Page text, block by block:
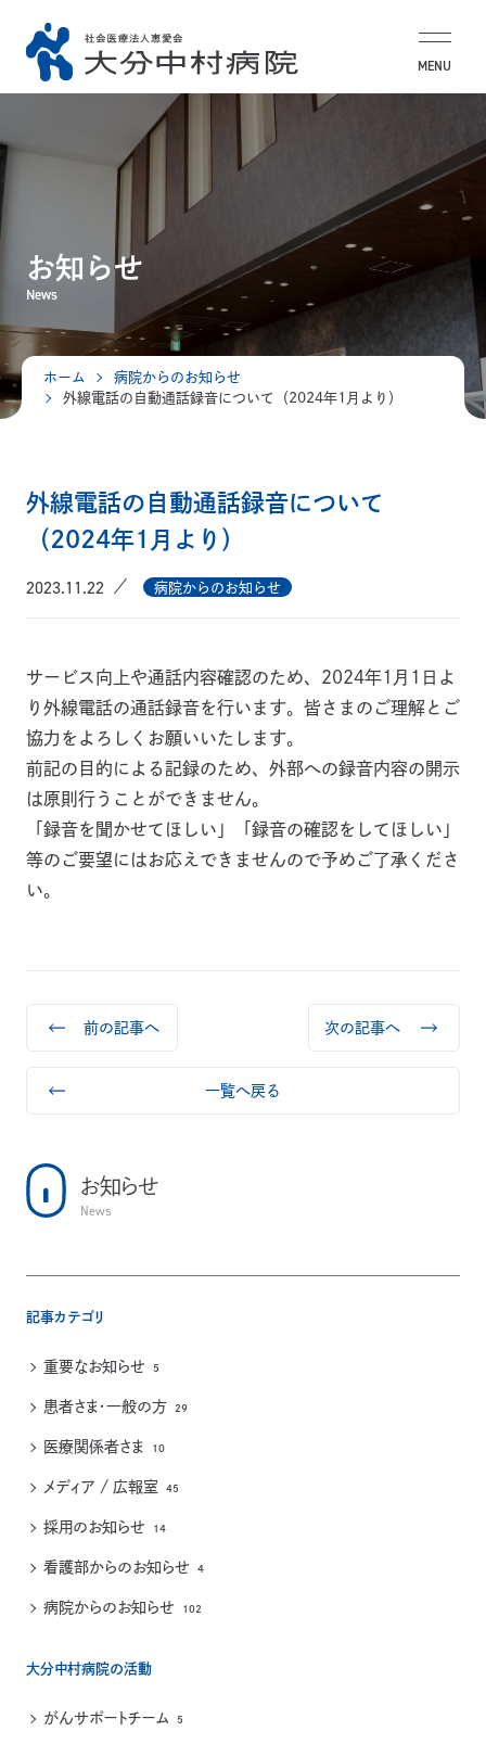
MENU
お知らせ
News
ホーム
病院からのお知らせ
外線電話の自動通話録音について（2024年1月より）
外線電話の自動通話録音について
（2024年1月より）
2023.11.22 病院からのお知らせ
サービス向上や通話内容確認のため、2024年1月1日よ
り外線電話の通話録音を行います。皆さまのご理解とご
協力をよろしくお願いいたします。
前記の目的による記録のため、外部への録音内容の開示
は原則行うことができません。
「録音を聞かせてほしい」「録音の確認をしてほしい」
等のご要望にはお応えできませんので予めご了承くださ
い。
前の記事へ
一覧へ戻る
次の記事へ
お知らせ
News
記事カテゴリ
重要なお知らせ 5
患者さま・一般の方 29
医療関係者さま 10
メディア / 広報室 45
採用のお知らせ 14
看護部からのお知らせ 4
病院からのお知らせ 102
大分中村病院の活動
がんサポートチーム 5